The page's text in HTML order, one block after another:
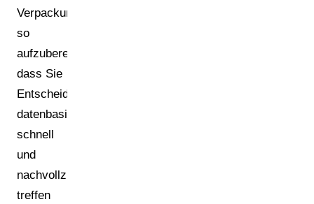
Verpackungsdaten
so
aufzubereiten,
dass Sie
Entscheidungen
datenbasiert,
schnell
und
nachvollziehbar
treffen